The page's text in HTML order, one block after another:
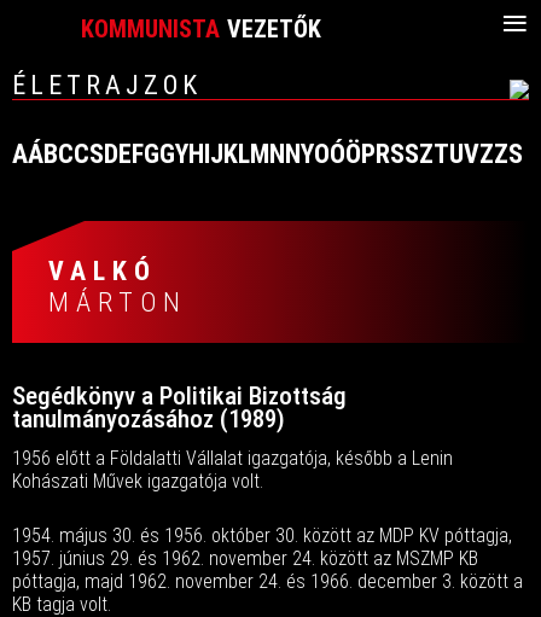
KOMMUNISTA VEZETŐK ≡
ÉLETRAJZOK
AÁBCCSDEFGGYHIJKLMNNYOÓÖPRSSZTUVZZS
VALKÓ
MÁRTON
Segédkönyv a Politikai Bizottság
tanulmányozásához (1989)
1956 előtt a Földalatti Vállalat igazgatója, később a Lenin
Kohászati Művek igazgatója volt.
1954. május 30. és 1956. október 30. között az MDP KV póttagja,
1957. június 29. és 1962. november 24. között az MSZMP KB
póttagja, majd 1962. november 24. és 1966. december 3. között a
KB tagja volt.